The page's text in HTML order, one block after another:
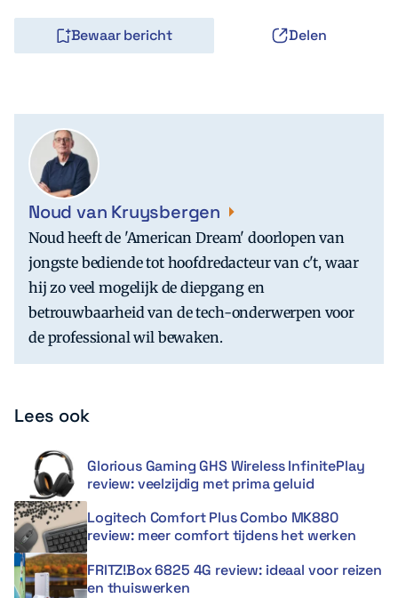
Bewaar bericht Delen
Noud van Kruysbergen
Noud heeft de 'American Dream' doorlopen van
jongste bediende tot hoofdredacteur van c't, waar
hij zo veel mogelijk de diepgang en
betrouwbaarheid van de tech-onderwerpen voor
de professional wil bewaken.
Lees ook
Glorious Gaming GHS Wireless InfinitePlay
review: veelzijdig met prima geluid
Logitech Comfort Plus Combo MK880
review: meer comfort tijdens het werken
FRITZ!Box 6825 4G review: ideaal voor reizen
en thuiswerken